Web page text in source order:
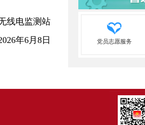
线电监测站
年6月8日
党员志愿服务